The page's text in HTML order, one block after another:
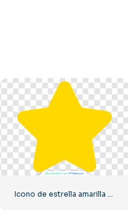
Icono de estrella amarilla redondeada